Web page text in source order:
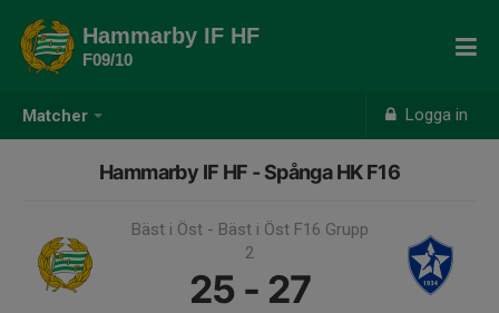
Matcher Logga in
Hammarby IF HF
F09/10
Hammarby IF HF - Spånga HK F16
Bäst i Öst - Bäst i Öst F16 Grupp
2
25 - 27